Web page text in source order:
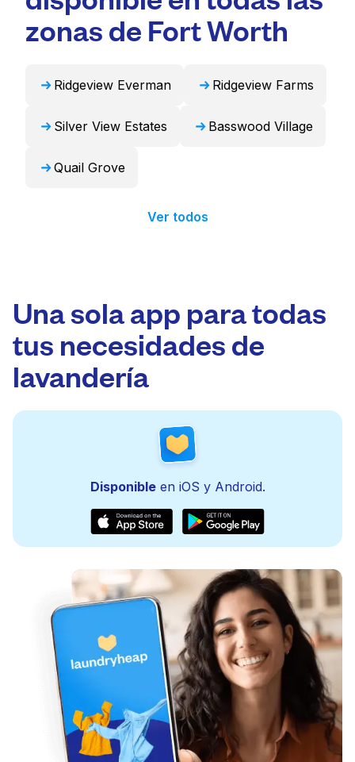
puede encargarse de estos artículos de forma
profesional y devolverlos listos para usar en
zonas de Fort Worth
Ridgeview Everman Ridgeview Farms
Silver View Estates Basswood Village
Quail Grove
Ver todos
Una sola app para todas
tus necesidades de
lavandería
Disponibleen iOS y Android.